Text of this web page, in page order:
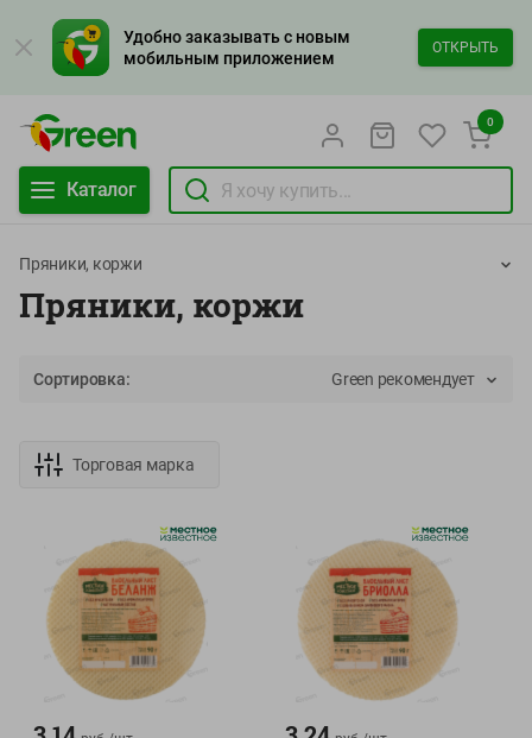
Удобно заказывать с новым
мобильным приложением
ОТКРЫТЬ
Каталог
0
Пряники, коржи
Пряники, коржи
Сортировка: Green рекомендует
Торговая марка